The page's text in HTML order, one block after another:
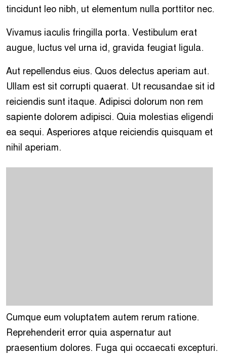
tincidunt leo nibh, ut elementum nulla porttitor nec.
Vivamus iaculis fringilla porta. Vestibulum erat
augue, luctus vel urna id, gravida feugiat ligula.
Aut repellendus eius. Quos delectus aperiam aut.
Ullam est sit corrupti quaerat. Ut recusandae sit id
reiciendis sunt itaque. Adipisci dolorum non rem
sapiente dolorem adipisci. Quia molestias eligendi
ea sequi. Asperiores atque reiciendis quisquam et
nihil aperiam.
Cumque eum voluptatem autem rerum ratione.
Reprehenderit error quia aspernatur aut
praesentium dolores. Fuga qui occaecati excepturi.